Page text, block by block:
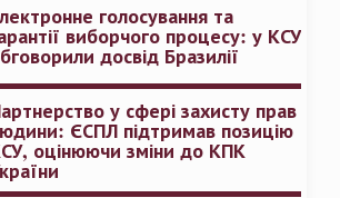
голосування та
виборчого процесу: у КСУ
досвід Бразилії
у сфері захисту прав
ЄСПЛ підтримав позицію
оцінюючи зміни до КПК